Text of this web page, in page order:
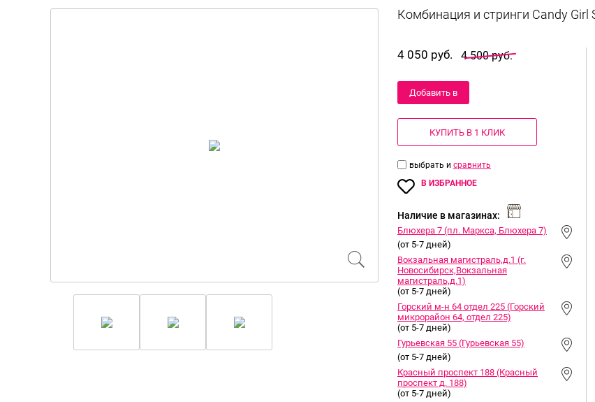
4 050 руб. 4 500 руб.
Добавить в
корзину
КУПИТЬ В 1 КЛИК
выбрать и сравнить
В ИЗБРАННОЕ
Наличие в магазинах:
Блюхера 7 (пл. Маркса, Блюхера 7)
(от 5-7 дней)
Вокзальная магистраль,д.1 (г.
Новосибирск,Вокзальная
магистраль,д.1)
(от 5-7 дней)
Горский м-н 64 отдел 225 (Горский
микрорайон 64, отдел 225)
(от 5-7 дней)
Гурьевская 55 (Гурьевская 55)
(от 5-7 дней)
Красный проспект 188 (Красный
проспект д. 188)
(от 5-7 дней)